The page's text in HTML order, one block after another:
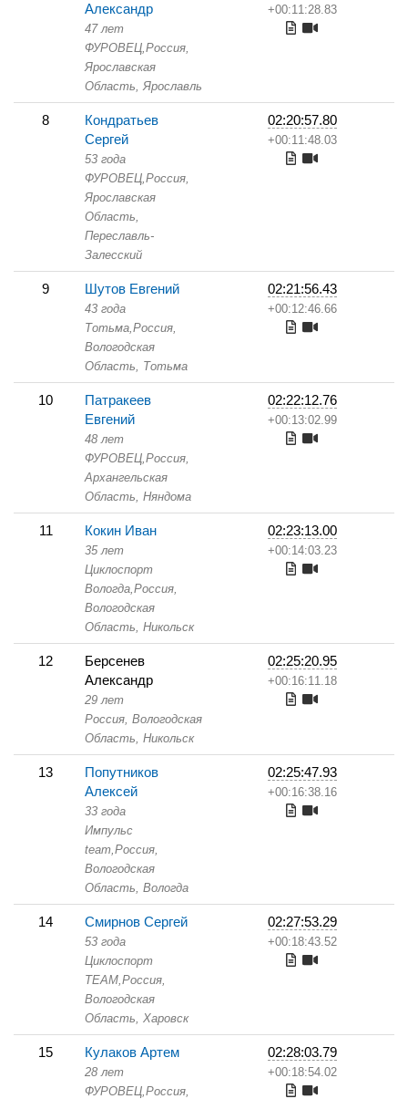
Александр
47 лет
ФУРОВЕЦ,Россия,
Ярославская
Область, Ярославль
+00:11:28.83
8
Кондратьев
Сергей
53 года
ФУРОВЕЦ,Россия,
Ярославская
Область,
Переславль-
Залесский
02:20:57.80
+00:11:48.03
9 Шутов Евгений
43 года
Тотьма,Россия,
Вологодская
Область, Тотьма
02:21:56.43
+00:12:46.66
10
Патракеев
Евгений
48 лет
ФУРОВЕЦ,Россия,
Архангельская
Область, Няндома
02:22:12.76
+00:13:02.99
11 Кокин Иван
35 лет
Циклоспорт
Вологда,Россия,
Вологодская
Область, Никольск
02:23:13.00
+00:14:03.23
12
Берсенев
Александр
29 лет
Россия, Вологодская
Область, Никольск
02:25:20.95
+00:16:11.18
13
Попутников
Алексей
33 года
Импульс
team,Россия,
Вологодская
Область, Вологда
02:25:47.93
+00:16:38.16
14 Смирнов Сергей
53 года
Циклоспорт
TEAM,Россия,
Вологодская
Область, Харовск
02:27:53.29
+00:18:43.52
15 Кулаков Артем
28 лет
ФУРОВЕЦ,Россия,
02:28:03.79
+00:18:54.02